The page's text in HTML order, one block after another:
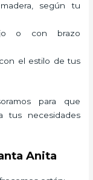
según tu
o con brazo
el estilo de tus
para que
tus necesidades
Anita